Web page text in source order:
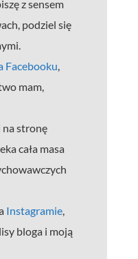
z sensem
podziel się
Facebooku,
mam,
na stronę
cała masa
Instagramie,
bloga i moją